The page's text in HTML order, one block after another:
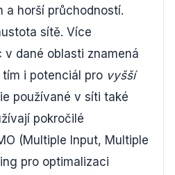
a horší průchodností.
sítě. Více
dané oblasti znamená
i potenciál pro vyšší
používané v síti také
pokročilé
(Multiple Input, Multiple
pro optimalizaci